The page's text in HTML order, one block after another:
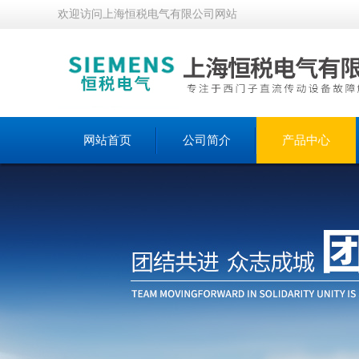
欢迎访问上海恒税电气有限公司网站
网站首页 公司简介 产品中心